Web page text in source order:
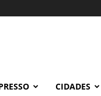
CIDADES